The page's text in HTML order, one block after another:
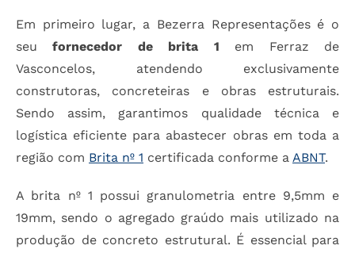
Em primeiro lugar, a Bezerra Representações é o
seufornecedor de brita 1 em Ferraz de
Vasconcelos, atendendo exclusivamente
construtoras, concreteiras e obras estruturais.
Sendo assim, garantimos qualidade técnica e
logística eficiente para abastecer obras em toda a
região com Brita nº 1 certificada conforme a ABNT.
A brita nº 1 possui granulometria entre 9,5mm e
19mm, sendo o agregado graúdo mais utilizado na
produção de concreto estrutural. É essencial para